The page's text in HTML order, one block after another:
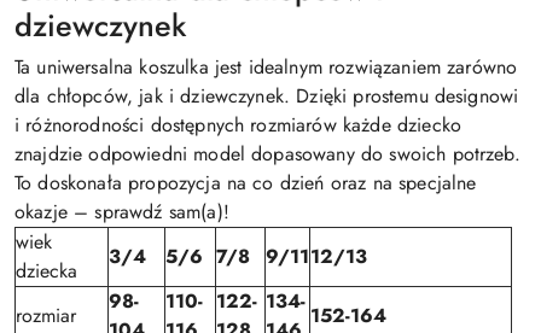
dziewczynek
Ta uniwersalna koszulka jest idealnym rozwiązaniem zarówno
dla chłopców, jak i dziewczynek. Dzięki prostemu designowi
i różnorodności dostępnych rozmiarów każde dziecko
znajdzie odpowiedni model dopasowany do swoich potrzeb.
To doskonała propozycja na co dzień oraz na specjalne
okazje – sprawdź sam(a)!
wiek
dziecka
3/4 5/6 7/8 9/1112/13
rozmiar
98-
110- 122- 134-
152-164